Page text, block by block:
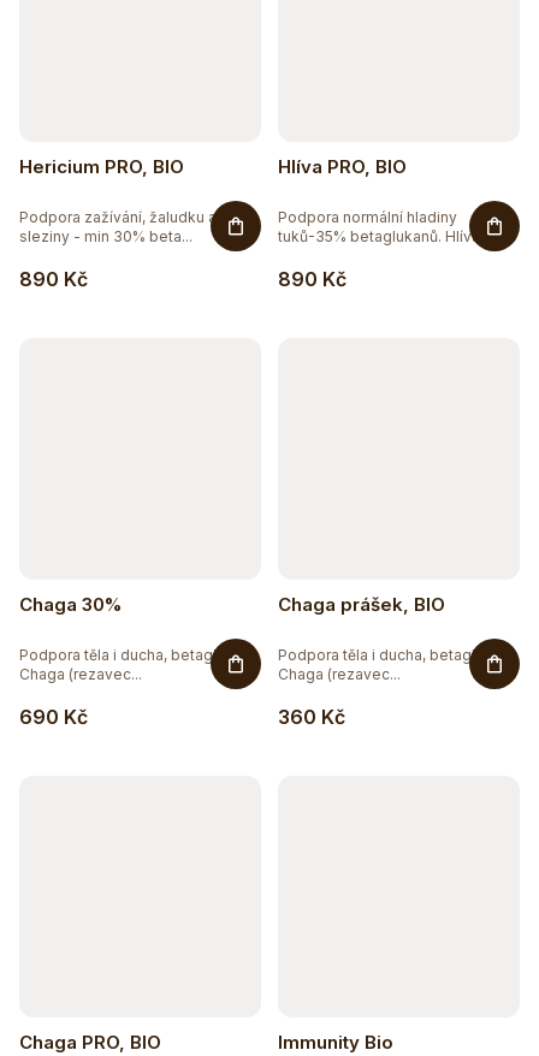
Hericium PRO, BIO
890 Kč
Podpora zažívání, žaludku a
sleziny - min 30% beta...
Hlíva PRO, BIO
890 Kč
Podpora normální hladiny
tuků-35% betaglukanů. Hlíva...
Chaga 30%
690 Kč
Podpora těla i ducha, betaglukany
Chaga (rezavec...
Chaga prášek, BIO
360 Kč
Podpora těla i ducha, betaglukany
Chaga (rezavec...
Chaga PRO, BIO Immunity Bio